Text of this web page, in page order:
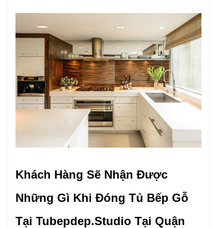
Khách Hàng Sẽ Nhận Được
Những Gì Khi Đóng Tủ Bếp Gỗ
Tại Tubepdep.studio Tại Quận